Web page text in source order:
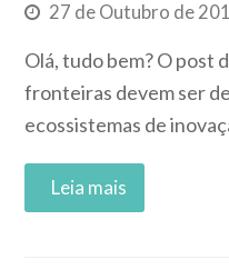
27 de Outubro de
Olá, tudo bem? O post
fronteiras devem ser
ecossistemas de